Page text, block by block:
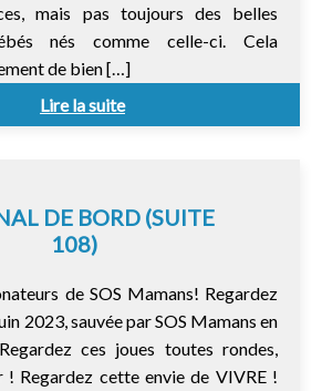
mais pas toujours des belles
nés comme celle-ci. Cela
de bien […]
Lire la suite
DE BORD (SUITE
108)
de SOS Mamans! Regardez
2023, sauvée par SOS Mamans en
ces joues toutes rondes,
! Regardez cette envie de VIVRE !